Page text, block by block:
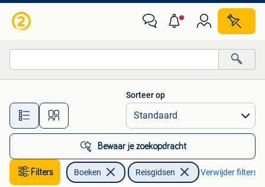
Alle afstanden…
Sorteer op
Bewaar je zoekopdracht
Filters Boeken Reisgidsen Verwijder filters